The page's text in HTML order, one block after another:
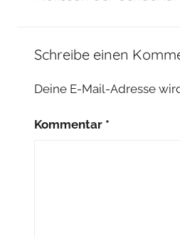
Schreibe einen
Deine E-Mail-Adresse
Kommentar *